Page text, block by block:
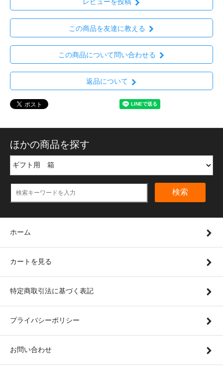
レビューを投稿
この商品を友達に教える
この商品について問い合わせる
返品について
ほかの商品を探す
検索
ホーム
カートを見る
特定商取引法に基づく表記
プライバシーポリシー
お問い合わせ